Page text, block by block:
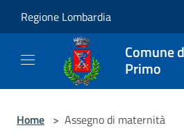
Regione Lombardia
Comune
Primo
Home > Assegno di maternità